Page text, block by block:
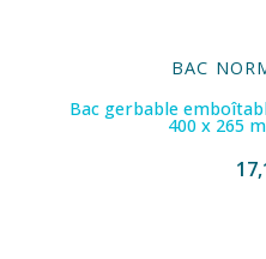
BAC
Bac gerbable
400 x 265